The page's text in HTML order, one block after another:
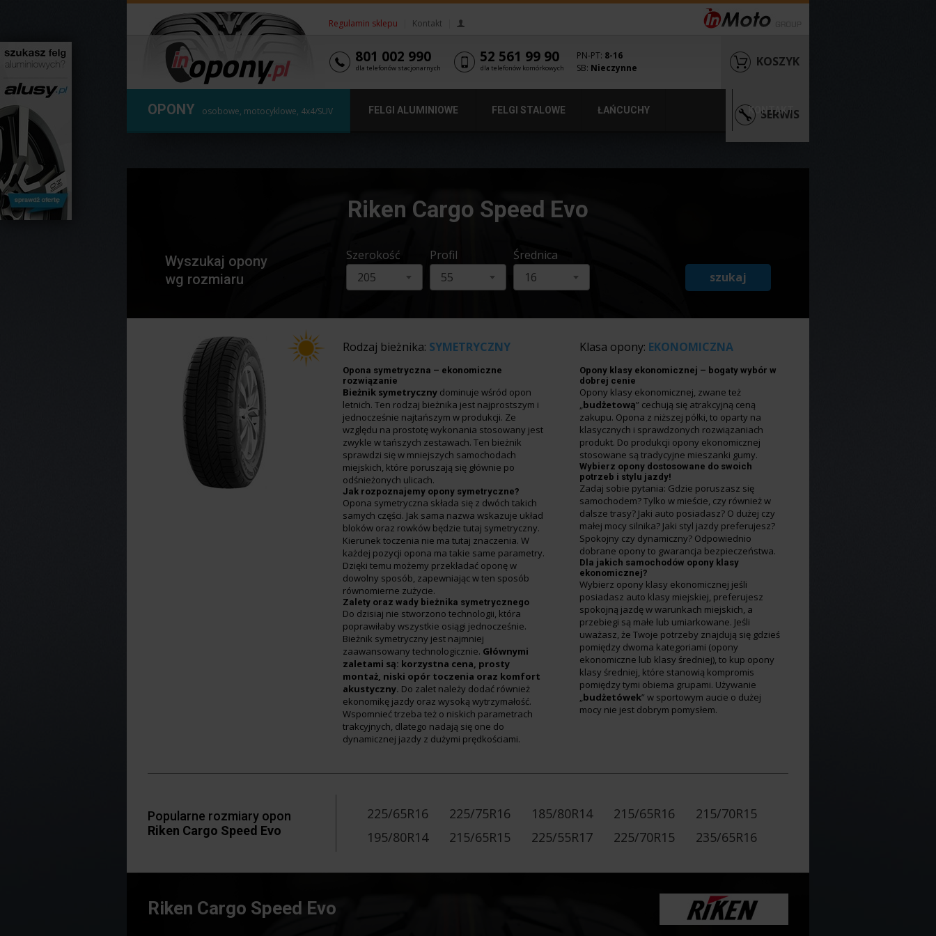
Regulamin sklepu Kontakt
801 002 990
dla telefonów stacjonarnych
52 561 99 90
dla telefonów komórkowych
PN-PT: 8-16
SB: Nieczynne KOSZYK
SERWIS
OPONY osobowe, motocyklowe, 4x4/SUV FELGI ALUMINIOWE FELGI STALOWE ŁAŃCUCHY KONTAKT
Riken Cargo Speed Evo
Wyszukaj opony
wg rozmiaru
Szerokość
205
Profil
55
Średnica
16
szukaj
Rodzaj bieżnika: SYMETRYCZNY
Opona symetryczna – ekonomiczne
rozwiązanie
Bieżnik symetryczny dominuje wśród opon
letnich. Ten rodzaj bieżnika jest najprostszym i
jednocześnie najtańszym w produkcji. Ze
względu na prostotę wykonania stosowany jest
zwykle w tańszych zestawach. Ten bieżnik
sprawdzi się w mniejszych samochodach
miejskich, które poruszają się głównie po
odśnieżonych ulicach.
Jak rozpoznajemy opony symetryczne?
Opona symetryczna składa się z dwóch takich
samych części. Jak sama nazwa wskazuje układ
bloków oraz rowków będzie tutaj symetryczny.
Kierunek toczenia nie ma tutaj znaczenia. W
każdej pozycji opona ma takie same parametry.
Dzięki temu możemy przekładać oponę w
dowolny sposób, zapewniając w ten sposób
równomierne zużycie.
Zalety oraz wady bieżnika symetrycznego
Do dzisiaj nie stworzono technologii, która
poprawiłaby wszystkie osiągi jednocześnie.
Bieżnik symetryczny jest najmniej
zaawansowany technologicznie. Głównymi
zaletami są: korzystna cena, prosty
montaż, niski opór toczenia oraz komfort
akustyczny. Do zalet należy dodać również
ekonomikę jazdy oraz wysoką wytrzymałość.
Wspomnieć trzeba też o niskich parametrach
trakcyjnych, dlatego nadają się one do
dynamicznej jazdy z dużymi prędkościami.
Klasa opony: EKONOMICZNA
Opony klasy ekonomicznej – bogaty wybór w
dobrej cenie
Opony klasy ekonomicznej, zwane też
„budżetową” cechują się atrakcyjną ceną
zakupu. Opona z niższej półki, to oparty na
klasycznych i sprawdzonych rozwiązaniach
produkt. Do produkcji opony ekonomicznej
stosowane są tradycyjne mieszanki gumy.
Wybierz opony dostosowane do swoich
potrzeb i stylu jazdy!
Zadaj sobie pytania: Gdzie poruszasz się
samochodem? Tylko w mieście, czy również w
dalsze trasy? Jaki auto posiadasz? O dużej czy
małej mocy silnika? Jaki styl jazdy preferujesz?
Spokojny czy dynamiczny? Odpowiednio
dobrane opony to gwarancja bezpieczeństwa.
Dla jakich samochodów opony klasy
ekonomicznej?
Wybierz opony klasy ekonomicznej jeśli
posiadasz auto klasy miejskiej, preferujesz
spokojną jazdę w warunkach miejskich, a
przebiegi są małe lub umiarkowane. Jeśli
uważasz, że Twoje potrzeby znajdują się gdzieś
pomiędzy dwoma kategoriami (opony
ekonomiczne lub klasy średniej), to kup opony
klasy średniej, które stanowią kompromis
pomiędzy tymi obiema grupami. Używanie
„budżetówek” w sportowym aucie o dużej
mocy nie jest dobrym pomysłem.
Popularne rozmiary opon
Riken Cargo Speed Evo
225/65R16 225/75R16 185/80R14 215/65R16
215/70R15
195/80R14
215/65R15 225/55R17 225/70R15 235/65R16
Riken Cargo Speed Evo